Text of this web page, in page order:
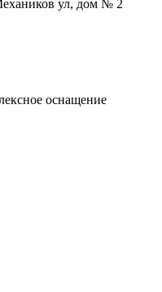
ул, дом № 2
оснащение